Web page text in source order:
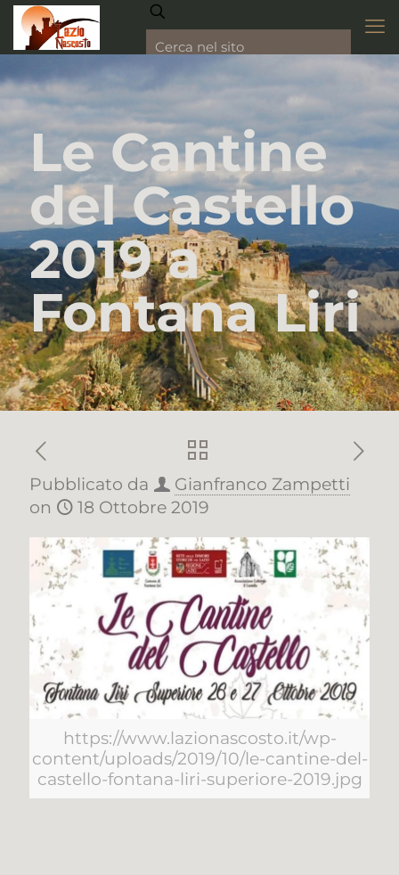
Le Cantine
del Castello
2019 a
Fontana Liri
Pubblicato da
Gianfranco Zampetti
on
18 Ottobre 2019
https://www.lazionascosto.it/wp-
content/uploads/2019/10/le-cantine-del-
castello-fontana-liri-superiore-2019.jpg